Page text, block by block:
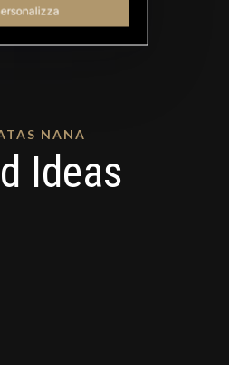
NANA
Ideas